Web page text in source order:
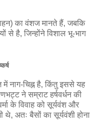
का वंशज मानते हैं, जबकि
से है, जिन्होंने विशाल भू-भाग
नाग-चिह्न है, किंतु इससे यह
ने सम्राट हर्षवर्धन की
के विवाह को सूर्यवंश और
अतः बैसों का सूर्यवंशी होना